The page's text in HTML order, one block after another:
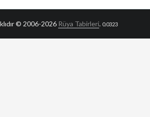
© 2006-2026 Rüya Tabirleri. 0.0323